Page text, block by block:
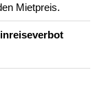
Mietpreis.